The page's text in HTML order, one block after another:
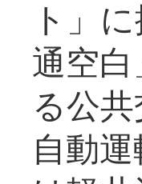
ト」
通空
る公
自動